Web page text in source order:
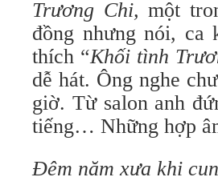
Trương Chi, một
đồng nhưng nói, ca
thích “Khối tình
dễ hát. Ông nghe
giờ. Từ salon anh
tiếng… Những hợp
Đêm năm xưa khi